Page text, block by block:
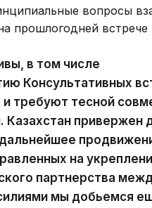
вопросы
прошлогодней
в том числе
Консультативных
требуют тесной
Казахстан привержен
на
партнерства
мы добьемся